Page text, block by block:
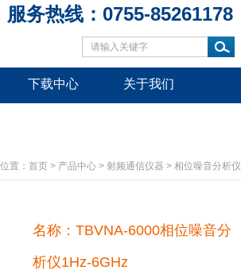
服务热线：0755-85261178
下载中心 关于我们
置： 首页 > 产品中心 > 射频通信仪器 > 相位噪音分析仪
名称：TBVNA-6000相位噪音分
析仪1Hz-6GHz